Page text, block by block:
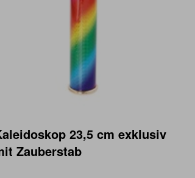
23,5 cm exklusiv
Zauberstab